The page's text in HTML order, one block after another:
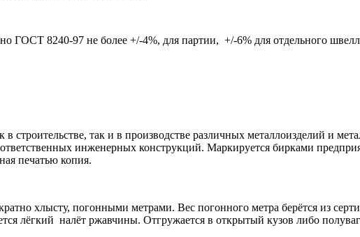
ГОСТ 8240-97 не более +/-4%, для партии, +/-6% для отдельного
строительстве, так и в производстве различных металлоизделий и
инженерных конструкций. Маркируется бирками
печатью копия.
хлысту, погонными метрами. Вес погонного метра берётся из
лёгкий налёт ржавчины. Отгружается в открытый кузов либо